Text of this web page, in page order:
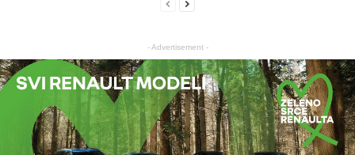
- Advertisement -